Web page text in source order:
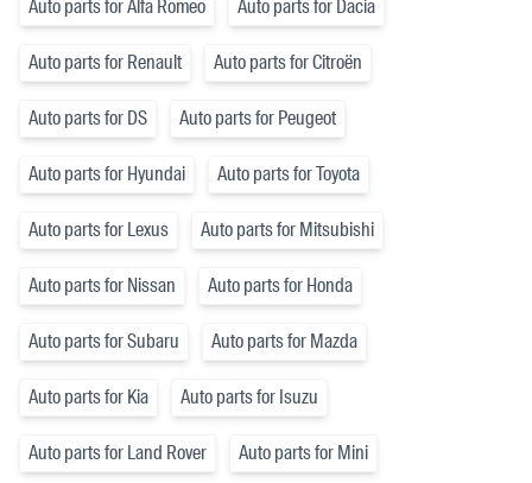
Auto parts for Alfa Romeo Auto parts for Dacia
Auto parts for Renault Auto parts for Citroën
Auto parts for DS Auto parts for Peugeot
Auto parts for Hyundai Auto parts for Toyota
Auto parts for Lexus Auto parts for Mitsubishi
Auto parts for Nissan Auto parts for Honda
Auto parts for Subaru Auto parts for Mazda
Auto parts for Kia Auto parts for Isuzu
Auto parts for Land Rover Auto parts for Mini